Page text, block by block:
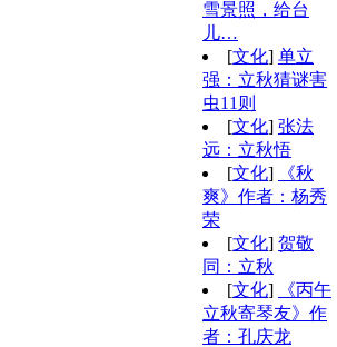
雪景照，给台
儿…
[文化] 单立
强：立秋猜谜害
虫11则
[文化] 张法
远：立秋悟
[文化]
《秋
爽》作者：杨秀
荣
[文化] 贺敬
同：立秋
[文化]
《丙午
立秋寄琴友》作
者：孔庆龙